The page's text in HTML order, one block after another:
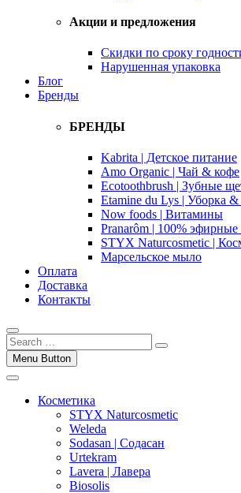
Акции и предложения
Скидки по сроку
Нарушенная упаковка
Блог
Бренды
БРЕНДЫ
Kabrita | Детское питание
Amo Organic | Чай & кофе
Ecotoothbrush | Зубные
Etamine du Lys | Уборка &
Now foods | Витамины
Pranarôm | 100% эфирные
STYX Naturcosmetic |
Марсельское мыло
Оплата
Доставка
Контакты
Menu Button
Косметика
STYX Naturcosmetic
Weleda
Sodasan | Содасан
Urtekram
Lavera | Лавера
Biosolis